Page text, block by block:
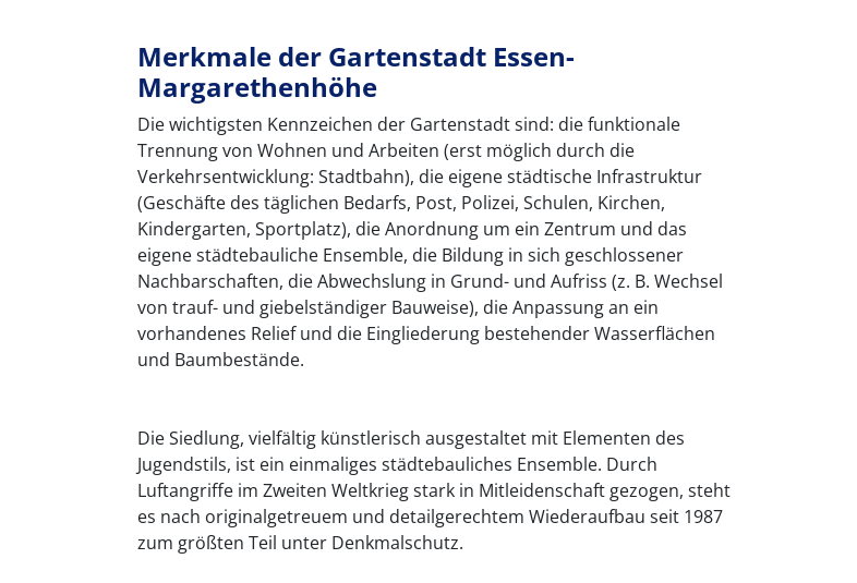
Merkmale der Gartenstadt Essen-
Margarethenhöhe
Die wichtigsten Kennzeichen der Gartenstadt sind: die funktionale
Trennung von Wohnen und Arbeiten (erst möglich durch die
Verkehrsentwicklung: Stadtbahn), die eigene städtische Infrastruktur
(Geschäfte des täglichen Bedarfs, Post, Polizei, Schulen, Kirchen,
Kindergarten, Sportplatz), die Anordnung um ein Zentrum und das
eigene städtebauliche Ensemble, die Bildung in sich geschlossener
Nachbarschaften, die Abwechslung in Grund- und Aufriss (z. B. Wechsel
von trauf- und giebelständiger Bauweise), die Anpassung an ein
vorhandenes Relief und die Eingliederung bestehender Wasserflächen
und Baumbestände.
Die Siedlung, vielfältig künstlerisch ausgestaltet mit Elementen des
Jugendstils, ist ein einmaliges städtebauliches Ensemble. Durch
Luftangriffe im Zweiten Weltkrieg stark in Mitleidenschaft gezogen, steht
es nach originalgetreuem und detailgerechtem Wiederaufbau seit 1987
zum größten Teil unter Denkmalschutz.